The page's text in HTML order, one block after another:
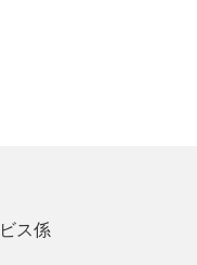
ス係